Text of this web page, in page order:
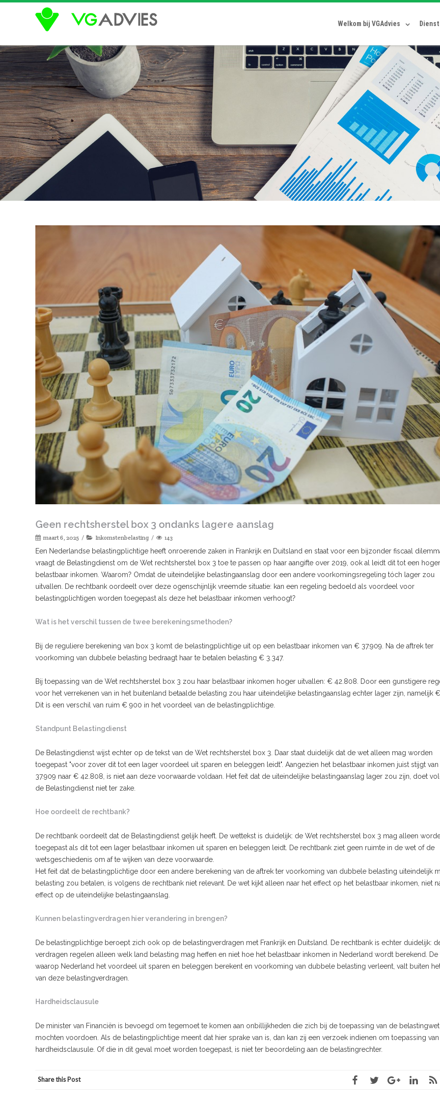
Welkom bij VGAdvies
Geen rechtsherstel box 3 ondanks lagere aanslag
maart 6, 2025 Inkomstenbelasting 143
Een Nederlandse belastingplichtige heeft onroerende zaken in Frankrijk en Duitsland en staat voor een bijzonder fiscaal
vraagt de Belastingdienst om de Wet rechtsherstel box 3 toe te passen op haar aangifte over 2019, ook al leidt dit tot een hoger
belastbaar inkomen. Waarom? Omdat de uiteindelijke belastingaanslag door een andere voorkomingsregeling tóch lager zou
uitvallen. De rechtbank oordeelt over deze ogenschijnlijk vreemde situatie: kan een regeling bedoeld als voordeel voor
belastingplichtigen worden toegepast als deze het belastbaar inkomen verhoogt?
Wat is het verschil tussen de twee berekeningsmethoden?
Bij de reguliere berekening van box 3 komt de belastingplichtige uit op een belastbaar inkomen van € 37.909. Na de aftrek ter
voorkoming van dubbele belasting bedraagt haar te betalen belasting € 3.347.
Bij toepassing van de Wet rechtsherstel box 3 zou haar belastbaar inkomen hoger uitvallen: € 42.808. Door een gunstigere
voor het verrekenen van in het buitenland betaalde belasting zou haar uiteindelijke belastingaanslag echter lager zijn, namelijk €
Dit is een verschil van ruim € 900 in het voordeel van de belastingplichtige.
Standpunt Belastingdienst
De Belastingdienst wijst echter op de tekst van de Wet rechtsherstel box 3. Daar staat duidelijk dat de wet alleen mag worden
toegepast "voor zover dit tot een lager voordeel uit sparen en beleggen leidt". Aangezien het belastbaar inkomen juist stijgt
37.909 naar € 42.808, is niet aan deze voorwaarde voldaan. Het feit dat de uiteindelijke belastingaanslag lager zou zijn, doet
de Belastingdienst niet ter zake.
Hoe oordeelt de rechtbank?
De rechtbank oordeelt dat de Belastingdienst gelijk heeft. De wettekst is duidelijk: de Wet rechtsherstel box 3 mag alleen
toegepast als dit tot een lager belastbaar inkomen uit sparen en beleggen leidt. De rechtbank ziet geen ruimte in de wet of de
wetsgeschiedenis om af te wijken van deze voorwaarde.
Het feit dat de belastingplichtige door een andere berekening van de aftrek ter voorkoming van dubbele belasting uiteindelijk
belasting zou betalen, is volgens de rechtbank niet relevant. De wet kijkt alleen naar het effect op het belastbaar inkomen, niet
effect op de uiteindelijke belastingaanslag.
Kunnen belastingverdragen hier verandering in brengen?
De belastingplichtige beroept zich ook op de belastingverdragen met Frankrijk en Duitsland. De rechtbank is echter duidelijk:
verdragen regelen alleen welk land belasting mag heffen en niet hoe het belastbaar inkomen in Nederland wordt berekend. De
waarop Nederland het voordeel uit sparen en beleggen berekent en voorkoming van dubbele belasting verleent, valt buiten
van deze belastingverdragen.
Hardheidsclausule
De minister van Financiën is bevoegd om tegemoet te komen aan onbillijkheden die zich bij de toepassing van de belastingwet
mochten voordoen. Als de belastingplichtige meent dat hier sprake van is, dan kan zij een verzoek indienen om toepassing
hardheidsclausule. Of die in dit geval moet worden toegepast, is niet ter beoordeling aan de belastingrechter.
Share this Post